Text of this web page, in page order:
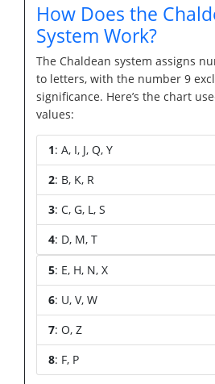
How Does the
System Work?
The Chaldean system assigns
to letters, with the number 9
significance. Here’s the chart
values:
1: A, I, J, Q, Y
2: B, K, R
3: C, G, L, S
4: D, M, T
5: E, H, N, X
6: U, V, W
7: O, Z
8: F, P